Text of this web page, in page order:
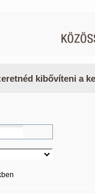
kibővíteni a